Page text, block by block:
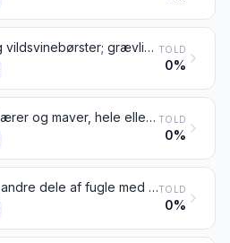
Svine- og vildsvinebørster; grævlingehår og andre hår til børstenbinderarbejder; affald af sådanne børster eller hår TOLD
0%
Tarme, blærer og maver, hele eller stykker deraf, af andre dyr end fisk, fersk, kølet, frosset, saltet, i saltlage, tørret eller røget TOLD
0%
Skind og andre dele af fugle med påsiddende fjer eller dun, fjer og dele af fjer (også med klippede kanter) samt dun, rå eller kun rensede, desinficerede eller konserverede; pulver og affald af fjer eller dele af fjerTOLD
0%